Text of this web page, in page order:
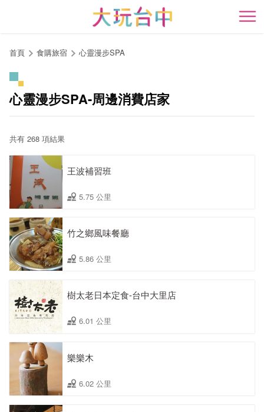
開
首頁 食購旅宿 心靈漫步SPA
心靈漫步SPA-周邊消費店家
共有 268 項結果
王波補習班
5.75 公里
竹之鄉風味餐廳
5.86 公里
樹太老日本定食-台中大里店
6.01 公里
樂樂木
6.02 公里